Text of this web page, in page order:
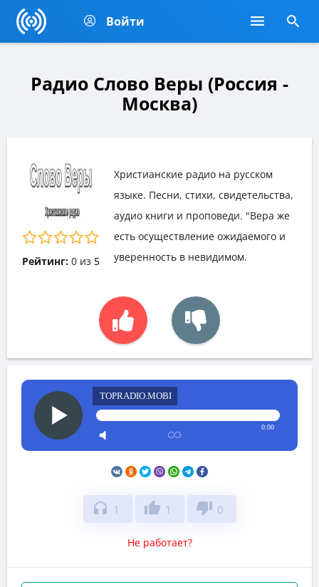
Войти
Радио Слово Веры (Россия -
Москва)
Рейтинг: 0из 5
Христианские радио на русском
языке. Песни, стихи, свидетельства,
аудио книги и проповеди. "Вера же
есть осуществление ожидаемого и
уверенность в невидимом.
TOPRADIO.MOBI
0:00
headphones 1 thumb_up 1 thumb_down 0
Не работает?